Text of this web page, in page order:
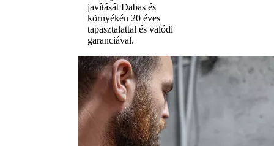
javítását Dabas és
környékén 20 éves
tapasztalattal és valódi
garanciával.